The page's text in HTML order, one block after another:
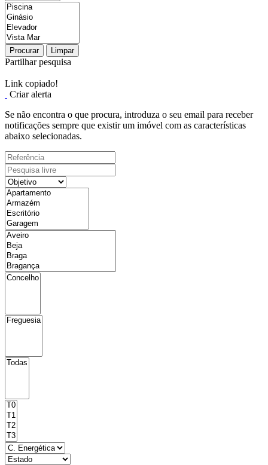
Procurar Limpar
Partilhar pesquisa
Link copiado!
Criar alerta
Se não encontra o que procura, introduza o seu email para receber
notificações sempre que existir um imóvel com as características
abaixo selecionadas.